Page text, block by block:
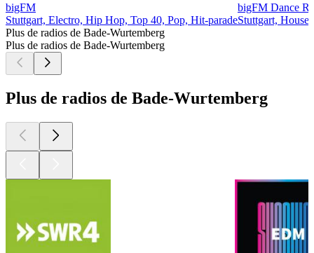
bigFM
Stuttgart, Electro, Hip Hop, Top 40, Pop, Hit-parade
bigFM Dance
Stuttgart,
Plus de radios de Bade-Wurtemberg
Plus de radios de Bade-Wurtemberg
Plus de radios de Bade-Wurtemberg